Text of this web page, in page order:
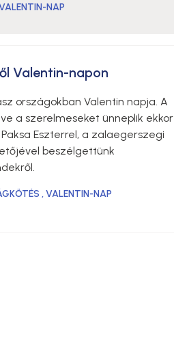
NAP
Valentin-napon
országokban Valentin napja. A
a szerelmeseket ünneplik ekkor
Eszterrel, a zalaegerszegi
beszélgettünk
,VALENTIN-NAP